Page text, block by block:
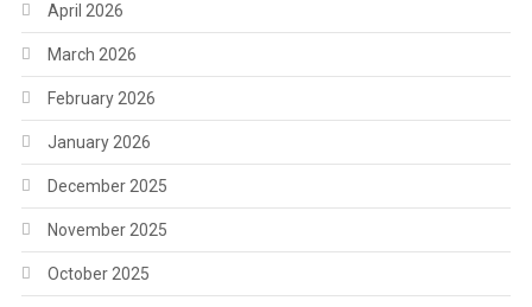
April 2026
March 2026
February 2026
January 2026
December 2025
November 2025
October 2025